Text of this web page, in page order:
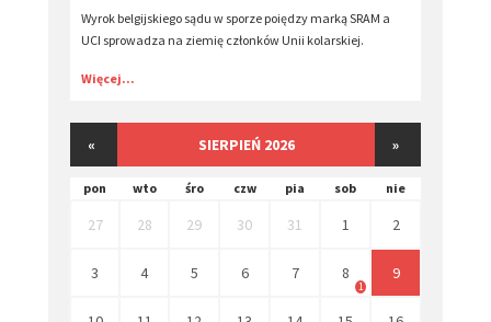
Wyrok belgijskiego sądu w sporze poiędzy marką SRAM a
UCI sprowadza na ziemię członków Unii kolarskiej.
Więcej...
« SIERPIEŃ 2026 »
pon wto śro czw pia sob nie
27 28 29 30 31 1 2
3 4 5 6 7 8
1
9